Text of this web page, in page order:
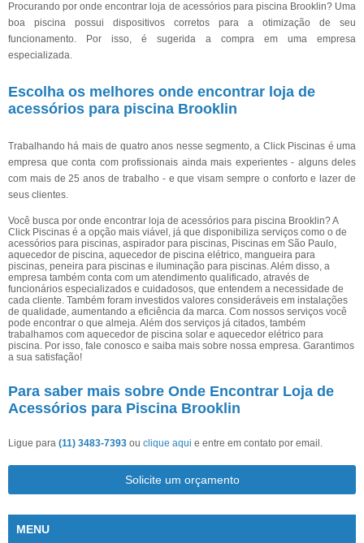
Procurando por onde encontrar loja de acessórios para piscina Brooklin? Uma
boa piscina possui dispositivos corretos para a otimização de seu
funcionamento. Por isso, é sugerida a compra em uma empresa
especializada.
Escolha os melhores onde encontrar loja de
acessórios para piscina Brooklin
Trabalhando há mais de quatro anos nesse segmento, a Click Piscinas é uma
empresa que conta com profissionais ainda mais experientes - alguns deles
com mais de 25 anos de trabalho - e que visam sempre o conforto e lazer de
seus clientes.
Você busca por onde encontrar loja de acessórios para piscina Brooklin? A
Click Piscinas é a opção mais viável, já que disponibiliza serviços como o de
acessórios para piscinas, aspirador para piscinas, Piscinas em São Paulo,
aquecedor de piscina, aquecedor de piscina elétrico, mangueira para
piscinas, peneira para piscinas e iluminação para piscinas. Além disso, a
empresa também conta com um atendimento qualificado, através de
funcionários especializados e cuidadosos, que entendem a necessidade de
cada cliente. Também foram investidos valores consideráveis em instalações
de qualidade, aumentando a eficiência da marca. Com nossos serviços você
pode encontrar o que almeja. Além dos serviços já citados, também
trabalhamos com aquecedor de piscina solar e aquecedor elétrico para
piscina. Por isso, fale conosco e saiba mais sobre nossa empresa. Garantimos
a sua satisfação!
Para saber mais sobre Onde Encontrar Loja de
Acessórios para Piscina Brooklin
Ligue para (11) 3483-7393 ou clique aqui e entre em contato por email.
Solicite um orçamento
MENU